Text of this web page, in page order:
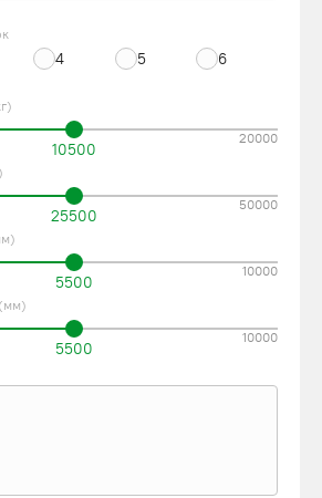
4 5 6
10500
20000
25500
50000
5500
10000
5500
10000